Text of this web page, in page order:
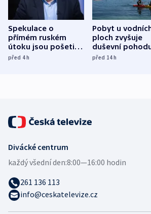
Spekulace o
přímém ruském
útoku jsou pošetilé,
míní estonský
před 4h
Pobyt u
ploch zvyšuje
duševní
ukázala
před 14h
Divácké centrum
každý všední den:8:00—16:00 hodin
261 136 113
info@ceskatelevize.cz